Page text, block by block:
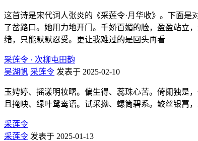
这首诗是宋代词人张炎的《采莲令·月华收》。下面
了岔路口。她用力地开门。千娇百媚的脸，盈盈站立
绪，只能默默忍受。更让我难过的是回头再看
采莲令 · 次柳屯田韵
吴湖帆 采莲令 发表于 2025-02-10
玉娉婷、摇漾明妆曙。偏生得、蕊珠心苦。倚阑独是
且掩映、绿叶鸳鸯语。试采拗、螺筒碧系。鲛丝银罥
采莲令
采莲令 发表于 2025-01-13